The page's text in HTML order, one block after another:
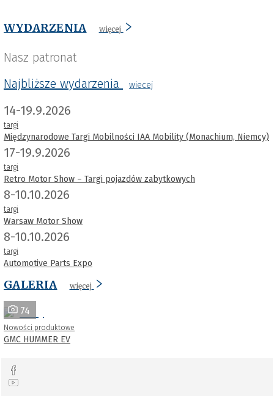
WYDARZENIA więcej
Nasz patronat
Najbliższe wydarzenia
wiecej
14-19.9.2026
targi
Międzynarodowe Targi Mobilności IAA Mobility (Monachium, Niemcy)
17-19.9.2026
targi
Retro Motor Show – Targi pojazdów zabytkowych
8-10.10.2026
targi
Warsaw Motor Show
8-10.10.2026
targi
Automotive Parts Expo
GALERIA więcej
74
Nowości produktowe
GMC HUMMER EV